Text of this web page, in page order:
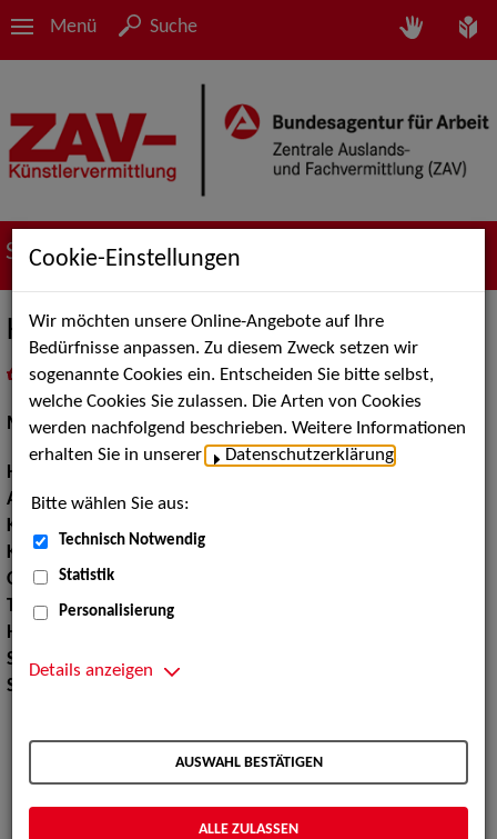
Menü Suche
Suche nach Künstler*innen
Kirsten F.
als PDF speichern
inMeine Merklistelegen
Models / Werbung:Fotomodell
Haarfarbe:
Augenfarbe:blau-grün
Körpergröße:
Konfektionsgröße:
36 38
Oberweite:85
Taille:
69
Hüfte:
Schuhgröße:
39
Specials:
Cookie-Einstellungen
Wir möchten unsere Online-Angebote auf Ihre
Bedürfnisse anpassen. Zu diesem Zweck setzen wir
sogenannte Cookies ein. Entscheiden Sie bitte selbst,
welche Cookies Sie zulassen. Die Arten von Cookies
werden nachfolgend beschrieben. Weitere Informationen
erhalten Sie in unserer
Datenschutzerklärung
Bitte wählen Sie aus:
Technisch Notwendig
Statistik
Personalisierung
Details anzeigen
AUSWAHL BESTÄTIGEN
ALLE ZULASSEN